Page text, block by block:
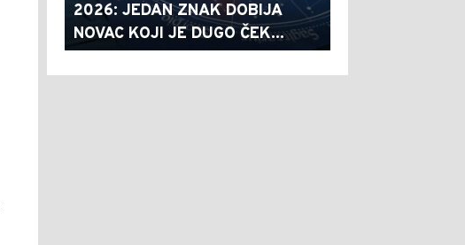
2026: JEDAN ZNAK DOBIJA
NOVAC KOJI JE DUGO ČEK...